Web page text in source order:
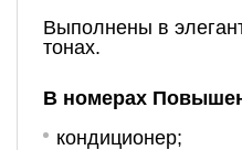
Выполнены в
тонах.
В номерах
кондиционер;